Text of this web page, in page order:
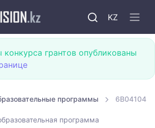
KZ
конкурса грантов опубликованы
программы 6B04104
программа